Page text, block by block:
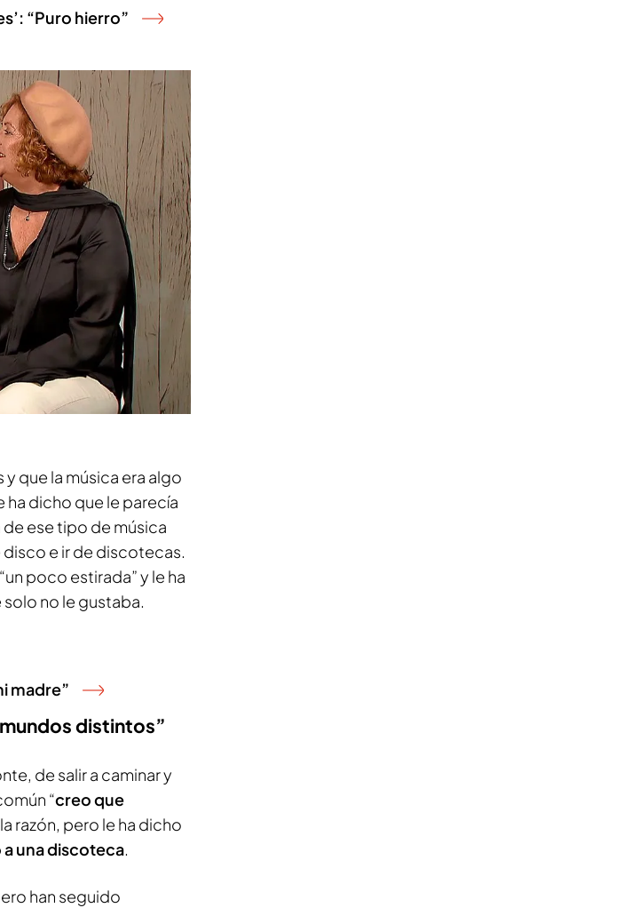
“Puro hierro”
que la música era algo
ha dicho que le parecía
ese tipo de música
disco e ir de discotecas.
poco estirada” y le ha
no le gustaba.
madre”
distintos”
de salir a caminar y
“creo que
razón, pero le ha dicho
a una discoteca.
han seguido